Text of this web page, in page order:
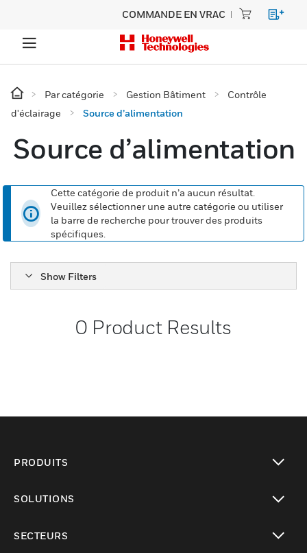
COMMANDE EN VRAC
Par catégorie Gestion Bâtiment
Contrôle
d'éclairage
Source d’alimentation
Source d’alimentation
Cette catégorie de produit n’a aucun résultat.
Veuillez sélectionner une autre catégorie ou utiliser
la barre de recherche pour trouver des produits
spécifiques.
Show Filters
0 Product Results
PRODUITS
SOLUTIONS
SECTEURS